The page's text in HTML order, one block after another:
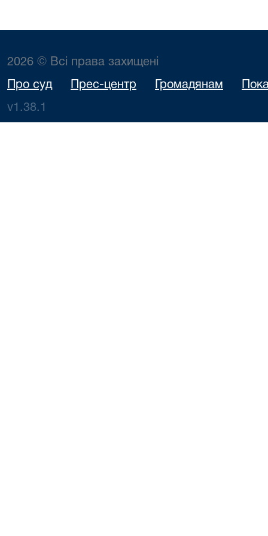
2026 © Всі права захищені
Про суд Прес-центр Громадянам
v1.38.1